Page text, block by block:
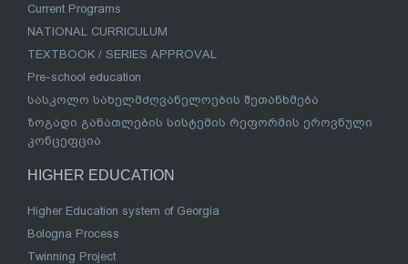
Current Programs
NATIONAL CURRICULUM
TEXTBOOK / SERIES APPROVAL
Pre-school education
სასკოლო სახელმძღვანელოების შეთანხმება
ზოგადი განათლების სისტემის რეფორმის ეროვნული
კონცეფცია
HIGHER EDUCATION
Higher Education system of Georgia
Bologna Process
Twinning Project